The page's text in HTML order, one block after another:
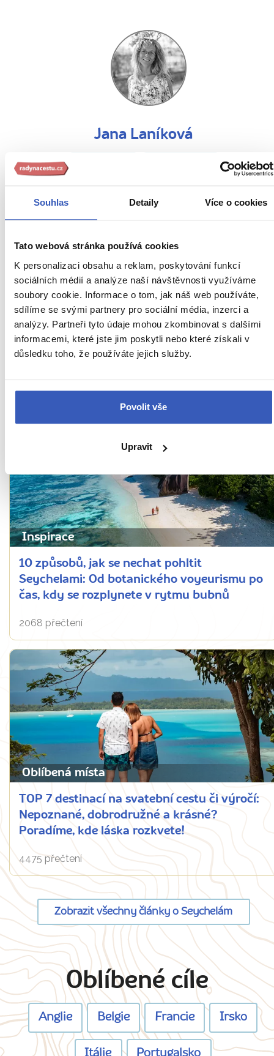
Souhlas Detaily Více o cookies
Tato webová stránka používá cookies
K personalizaci obsahu a reklam, poskytování funkcí
sociálních médií a analýze naší návštěvnosti využíváme
soubory cookie. Informace o tom, jak náš web používáte,
sdílíme se svými partnery pro sociální média, inzerci a
analýzy. Partneři tyto údaje mohou zkombinovat s dalšími
informacemi, které jste jim poskytli nebo které získali v
důsledku toho, že používáte jejich služby.
Povolit vše
Upravit
Jana Laníková
dveře do samého srdce kontinentu."
Ukaž všech 78 průvodců
Zajímavosti na
Seychelách- přímo od
Inspirace
10 způsobů, jak se nechat pohltit
Seychelami: Od botanického voyeurismu po
čas, kdy se rozplynete v rytmu bubnů
2068 přečtení
Oblíbená místa
TOP 7 destinací na svatební cestu či výročí:
Nepoznané, dobrodružné a krásné?
Poradíme, kde láska rozkvete!
4475 přečtení
Zobrazit všechny články o Seychelám
Oblíbené cíle
Anglie Belgie Francie Irsko
Itálie Portugalsko